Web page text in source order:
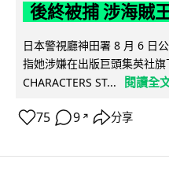
後終被捕 涉海賊
日本警視廳神田署 8 月 6 日
指她涉嫌在出版巨頭集英社旗
CHARACTERS ST...
閱讀全
75 9 ↗ 分享